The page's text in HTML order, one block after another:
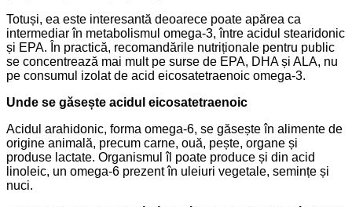
Totuși, ea este interesantă deoarece poate apărea ca
intermediar în metabolismul omega-3, între acidul stearidonic
și EPA. În practică, recomandările nutriționale pentru public
se concentrează mai mult pe surse de EPA, DHA și ALA, nu
pe consumul izolat de acid eicosatetraenoic omega-3.
Unde se găsește acidul eicosatetraenoic
Acidul arahidonic, forma omega-6, se găsește în alimente de
origine animală, precum carne, ouă, pește, organe și
produse lactate. Organismul îl poate produce și din acid
linoleic, un omega-6 prezent în uleiuri vegetale, semințe și
nuci.